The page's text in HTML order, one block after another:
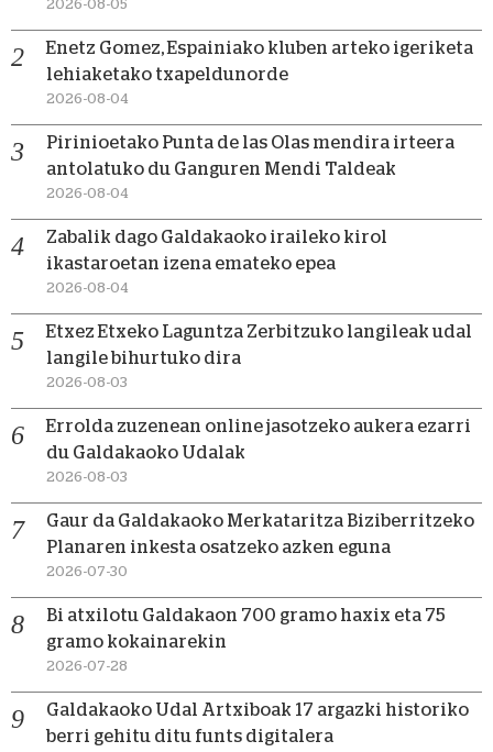
2026-08-05
Enetz Gomez, Espainiako kluben arteko igeriketa
lehiaketako txapeldunorde
2026-08-04
Pirinioetako Punta de las Olas mendira irteera
antolatuko du Ganguren Mendi Taldeak
2026-08-04
Zabalik dago Galdakaoko iraileko kirol
ikastaroetan izena emateko epea
2026-08-04
Etxez Etxeko Laguntza Zerbitzuko langileak udal
langile bihurtuko dira
2026-08-03
Errolda zuzenean online jasotzeko aukera ezarri
du Galdakaoko Udalak
2026-08-03
Gaur da Galdakaoko Merkataritza Biziberritzeko
Planaren inkesta osatzeko azken eguna
2026-07-30
Bi atxilotu Galdakaon 700 gramo haxix eta 75
gramo kokainarekin
2026-07-28
Galdakaoko Udal Artxiboak 17 argazki historiko
berri gehitu ditu funts digitalera